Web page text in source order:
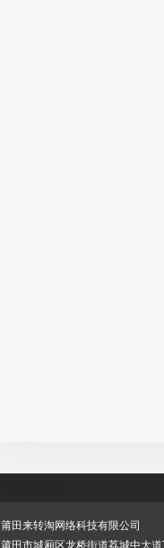
莆田来转淘网络科技有限公司
莆田市城厢区龙桥街道荔城中大